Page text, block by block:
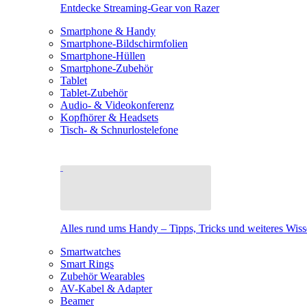
Entdecke Streaming-Gear von Razer
Smartphone & Handy
Smartphone-Bildschirmfolien
Smartphone-Hüllen
Smartphone-Zubehör
Tablet
Tablet-Zubehör
Audio- & Videokonferenz
Kopfhörer & Headsets
Tisch- & Schnurlostelefone
Alles rund ums Handy – Tipps, Tricks und weiteres
Smartwatches
Smart Rings
Zubehör Wearables
AV-Kabel & Adapter
Beamer